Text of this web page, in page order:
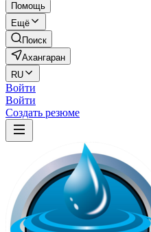
Помощь
Ещё
Поиск
Ахангаран
RU
Войти
Войти
Создать резюме